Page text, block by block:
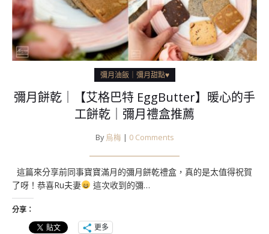
彌月油飯｜彌月甜點♥
彌月餅乾｜【艾格巴特 EggButter】暖心的手
工餅乾｜彌月禮盒推薦
By 烏梅 | 0 Comments
這篇來分享前同事寶寶滿月的彌月餅乾禮盒，真的是太值得祝賀
了呀！恭喜Ru夫妻
這次收到的彌…
分享：
更多